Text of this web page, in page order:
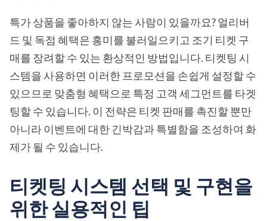
특가 상품을 좋아하지 않는 사람이 있을까요? 얼리버
드 및 독점 혜택은 흥미를 불러일으키고 조기 티켓 구
매를 장려할 수 있는 환상적인 방법입니다. 티켓팅 시
스템을 사용하면 이러한 프로모션을 손쉽게 설정할 수
있으므로 맞춤형 혜택으로 특정 고객 세그먼트를 타겟
팅할 수 있습니다. 이 전략은 티켓 판매를 촉진할 뿐만
아니라 이벤트에 대한 긴박감과 특별함을 조성하여 화
제가 될 수 있습니다.
티켓팅 시스템 선택 및 구현을
위한 실용적인 팁